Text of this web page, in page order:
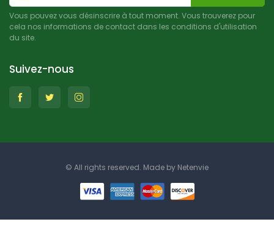
Vous pouvez vous désinscrire à tout moment. Vous trouverez pour
cela nos informations de contact dans les conditions d'utilisation
du site.
Suivez-nous
© All rights reserved. Made by Netenvie